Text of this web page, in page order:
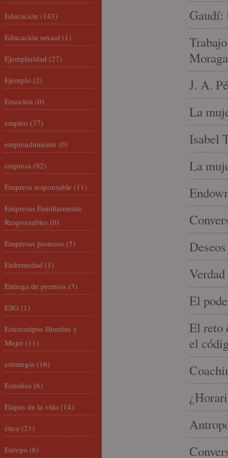
Gaudí:
J. A.
La
Isabel
La
El
El reto
el
Educación (143)
Educación sexual (1)
Ejemplaridad (27)
Ejemplo (2)
Emoción (0)
empleo (37)
emprendimiento (0)
empresa (92)
Empresa responsable (11)
Empresas Familiarmente
Responsables (0)
Empresas pioneras (5)
Enfermedad (1)
Entrega de premios (3)
ESG (1)
Estereotipos Hombre y
Mujer (11)
estrategia (16)
Estudios (6)
Etapas de la vida (14)
ética (21)
Europa (6)